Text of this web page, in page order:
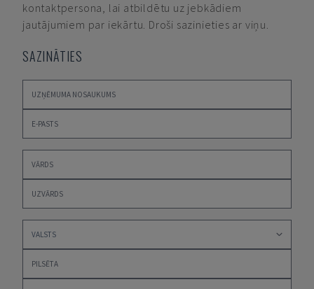
kontaktpersona, lai atbildētu uz jebkādiem
jautājumiem par iekārtu. Droši sazinieties ar viņu.
SAZINĀTIES